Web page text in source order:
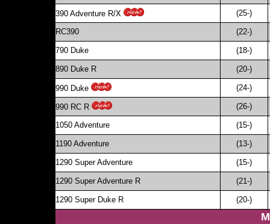
390 Adventure R/X (25-)
RC390 (22-)
790 Duke (18-)
890 Duke R (20-)
990 Duke (24-)
990 RC R (26-)
1050 Adventure (15-)
1190 Adventure (13-)
1290 Super Adventure (15-)
1290 Super Adventure R (21-)
1290 Super Duke R (20-)